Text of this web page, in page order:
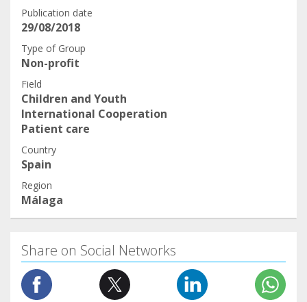
Publication date
29/08/2018
Type of Group
Non-profit
Field
Children and Youth
International Cooperation
Patient care
Country
Spain
Region
Málaga
Share on Social Networks